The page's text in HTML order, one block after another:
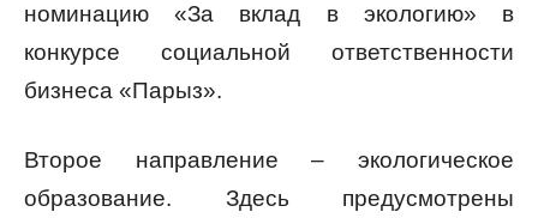
номинацию «За вклад в экологию» в
конкурсе социальной ответственности
бизнеса «Парыз».
Второе направление – экологическое
образование. Здесь предусмотрены